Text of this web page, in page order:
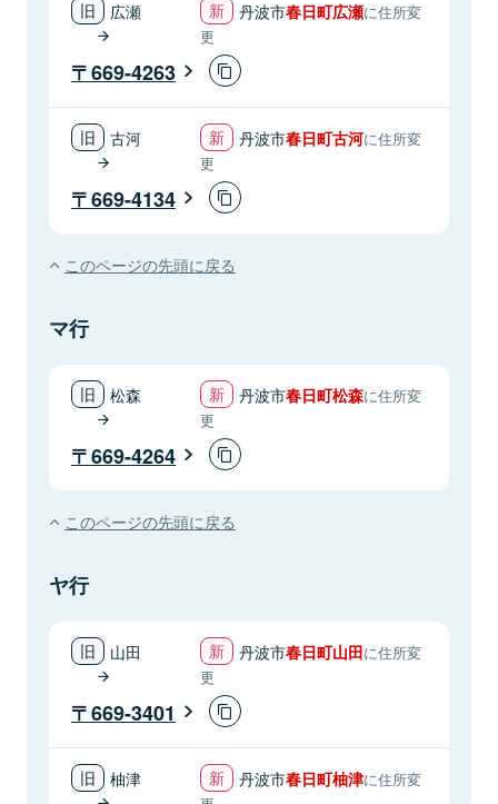
広瀬 丹波市春日町広瀬に住所変
更
669-4263
古河 丹波市春日町古河に住所変
更
669-4134
このページの先頭に戻る
マ行
松森 丹波市春日町松森に住所変
更
669-4264
このページの先頭に戻る
ヤ行
山田 丹波市春日町山田に住所変
更
669-3401
柚津 丹波市春日町柚津に住所変